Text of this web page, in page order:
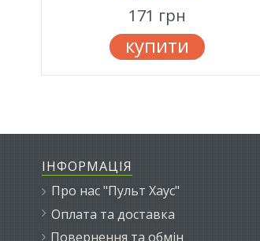
171 грн
купити
ІНФОРМАЦІЯ
Про нас "Пульт Хаус"
Оплата та доставка
Повернення та обмін